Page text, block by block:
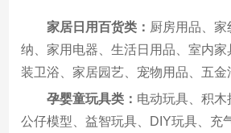
家居 日用百货类 ： 厨房用品、
纳、家用电器、生活日用品、室内家
装卫浴、家居园艺、宠物用品、五金
孕婴童玩具类： 电动玩具、积木
公仔模型、益智玩具、DIY玩具、充